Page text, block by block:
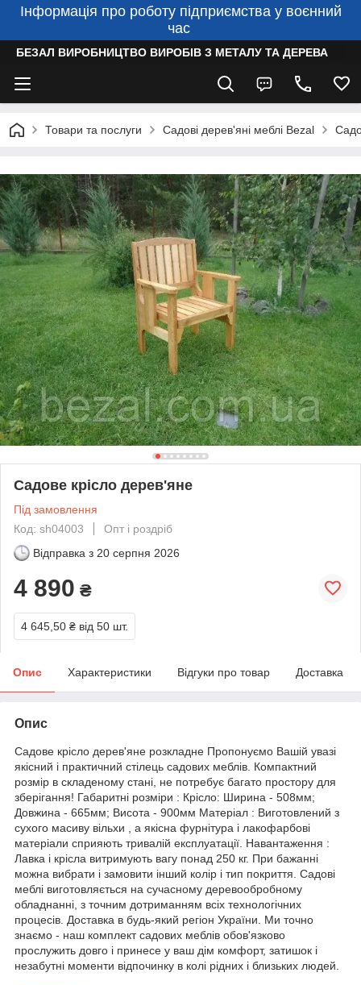
Інформація про роботу підприємства у воєнний
час
БЕЗАЛ ВИРОБНИЦТВО ВИРОБІВ З МЕТАЛУ ТА ДЕРЕВА
Товари та послуги Садові дерев'яні меблі Bezal
Садове крісло дерев'яне
Під замовлення
Код: sh04003
Опт і роздріб
Відправка з 20 серпня 2026
4 890 ₴
4 645,50 ₴ від 50 шт.
Опис Характеристики Відгуки про товар Доставка
Опис
Садове крісло дерев'яне розкладне Пропонуємо Вашій увазі
якісний і практичний стілець садових меблів. Компактний
розмір в складеному стані, не потребує багато простору для
зберігання! Габаритні розміри : Крісло: Ширина - 508мм;
Довжина - 665мм; Висота - 900мм Матеріал : Виготовлений з
сухого масиву вільхи , а якісна фурнітура і лакофарбові
матеріали сприяють тривалій експлуатації. Навантаження :
Лавка і крісла витримують вагу понад 250 кг. При бажанні
можна вибрати і замовити інший колір і тип покриття. Садові
меблі виготовляється на сучасному деревообробному
обладнанні, з точним дотриманням всіх технологічних
процесів. Доставка в будь-який регіон України. Ми точно
знаємо - наш комплект садових меблів обов'язково
прослужить довго і принесе у ваш дім комфорт, затишок і
незабутні моменти відпочинку в колі рідних і близьких людей.